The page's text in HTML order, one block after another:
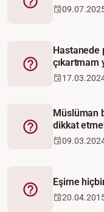
Fetva
Fetva
Hastanede
çıkartmam
Fetva
Müslüman
dikkat
Fetva
Eşime